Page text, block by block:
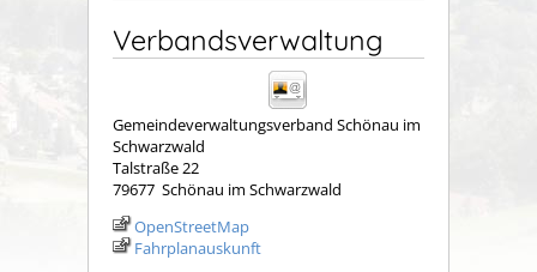
Verbandsverwaltung
Gemeindeverwaltungsverband Schönau im
Schwarzwald
Talstraße 22
79677 Schönau im Schwarzwald
OpenStreetMap
Fahrplanauskunft